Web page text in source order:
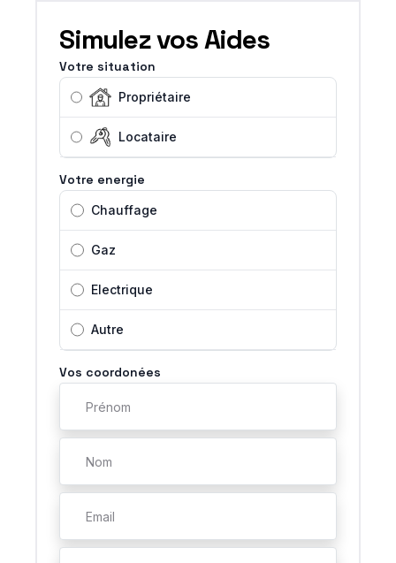
Simulez vos Aides
Votre situation
Propriétaire
Locataire
Votre energie
Chauffage
Gaz
Electrique
Autre
Vos coordonées